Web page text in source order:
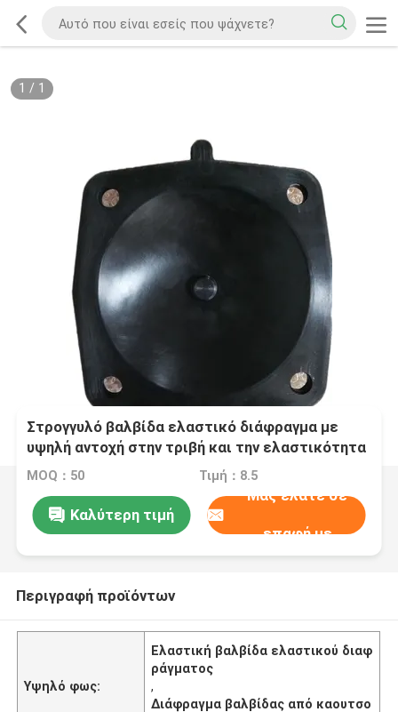
1 / 1
Στρογγυλό βαλβίδα ελαστικό διάφραγμα με
υψηλή αντοχή στην τριβή και την ελαστικότητα
MOQ：50 Τιμή：8.5
Καλύτερη τιμή
Μας ελάτε σε
επαφή με
Περιγραφή προϊόντων
Υψηλό φως:
Ελαστική βαλβίδα ελαστικού διαφ
ράγματος
,
Διάφραγμα βαλβίδας από καουτσο